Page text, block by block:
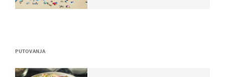
PUTOVANJA